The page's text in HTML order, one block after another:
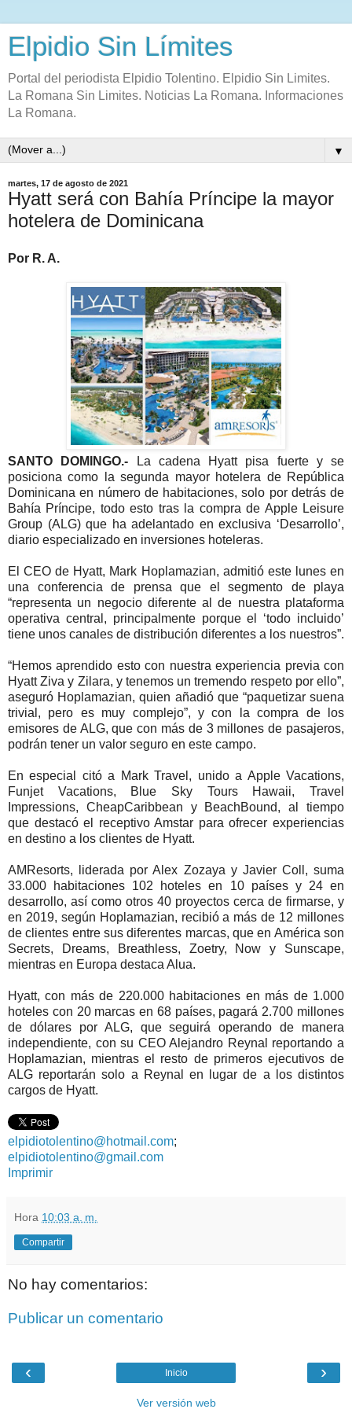
Elpidio Sin Límites
Portal del periodista Elpidio Tolentino. Elpidio Sin Limites.
La Romana Sin Limites. Noticias La Romana. Informaciones
La Romana.
▼
martes, 17 de agosto de 2021
Hyatt será con Bahía Príncipe la mayor
hotelera de Dominicana
Por R. A.
SANTO DOMINGO.-
La cadena Hyatt pisa fuerte y se
posiciona como la segunda mayor hotelera de República
Dominicana en número de habitaciones, solo por detrás de
Bahía Príncipe, todo esto tras la compra de Apple Leisure
Group (ALG) que ha adelantado en exclusiva ‘Desarrollo’,
diario especializado en inversiones hoteleras.
El CEO de Hyatt, Mark Hoplamazian, admitió este lunes en
una conferencia de prensa que el segmento de playa
“representa un negocio diferente al de nuestra plataforma
operativa central, principalmente porque el ‘todo incluido’
tiene unos canales de distribución diferentes a los nuestros”.
“Hemos aprendido esto con nuestra experiencia previa con
Hyatt Ziva y Zilara, y tenemos un tremendo respeto por ello”,
aseguró Hoplamazian, quien añadió que “paquetizar suena
trivial, pero es muy complejo”, y con la compra de los
emisores de ALG, que con más de 3 millones de pasajeros,
podrán tener un valor seguro en este campo.
En especial citó a Mark Travel, unido a Apple Vacations,
Funjet Vacations, Blue Sky Tours Hawaii, Travel
Impressions, CheapCaribbean y BeachBound, al tiempo
que destacó el receptivo Amstar para ofrecer experiencias
en destino a los clientes de Hyatt.
AMResorts, liderada por Alex Zozaya y Javier Coll, suma
33.000 habitaciones 102 hoteles en 10 países y 24 en
desarrollo, así como otros 40 proyectos cerca de firmarse, y
en 2019, según Hoplamazian, recibió a más de 12 millones
de clientes entre sus diferentes marcas, que en América son
Secrets, Dreams, Breathless, Zoetry, Now y Sunscape,
mientras en Europa destaca Alua.
Hyatt, con más de 220.000 habitaciones en más de 1.000
hoteles con 20 marcas en 68 países, pagará 2.700 millones
de dólares por ALG, que seguirá operando de manera
independiente, con su CEO Alejandro Reynal reportando a
Hoplamazian, mientras el resto de primeros ejecutivos de
ALG reportarán solo a Reynal en lugar de a los distintos
cargos de Hyatt.
elpidiotolentino@hotmail.com;
elpidiotolentino@gmail.com
Imprimir
Hora 10:03 a. m.
Compartir
No hay comentarios:
Publicar un comentario
‹ ›
Inicio
Ver versión web